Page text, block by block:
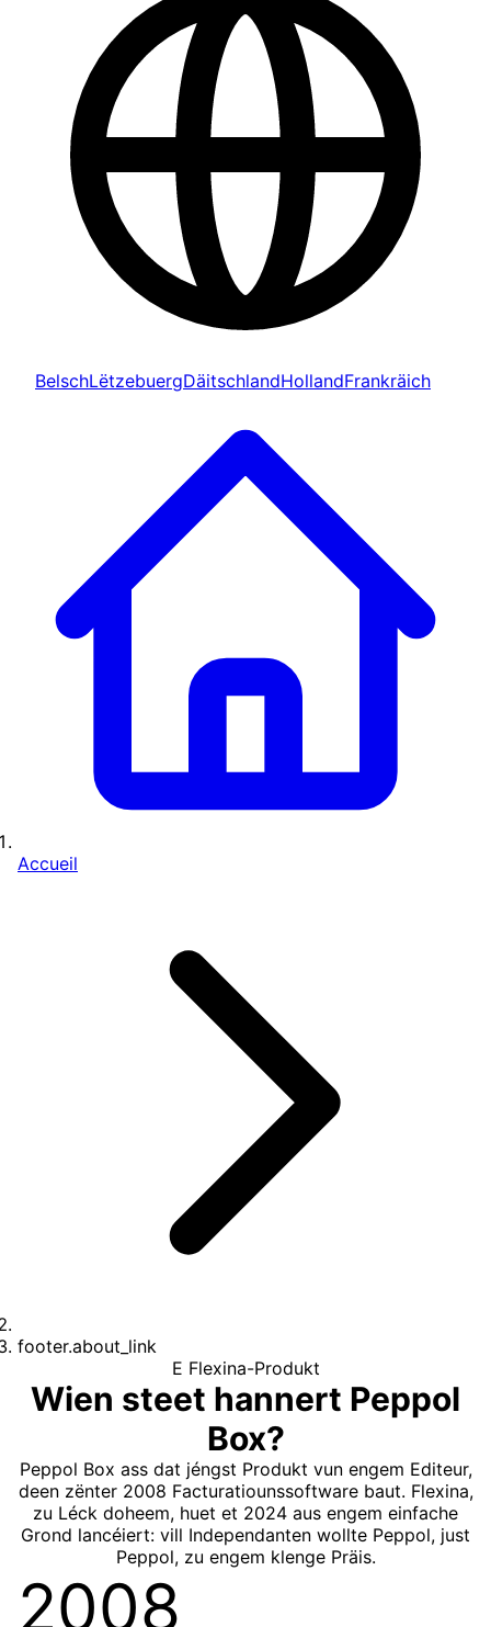
BelschLëtzebuergDäitschlandHollandFrankräich
Accueil
footer.about_link
E Flexina-Produkt
Wien steet hannert Peppol
Box?
Peppol Box ass dat jéngst Produkt vun engem Editeur,
deen zënter 2008 Facturatiounssoftware baut. Flexina,
zu Léck doheem, huet et 2024 aus engem einfache
Grond lancéiert: vill Independanten wollte Peppol, just
Peppol, zu engem klenge Präis.
2008